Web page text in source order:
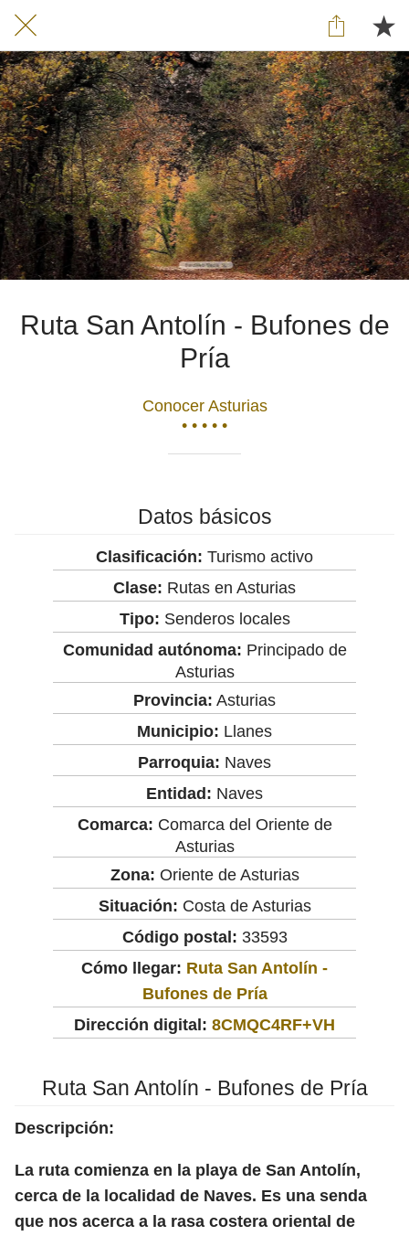
Ruta San Antolín - Bufones de
Pría
Conocer Asturias
• • • • •
Datos básicos
Clasificación: Turismo activo
Clase: Rutas en Asturias
Tipo: Senderos locales
Comunidad autónoma: Principado de
Asturias
Provincia: Asturias
Municipio: Llanes
Parroquia: Naves
Entidad: Naves
Comarca: Comarca del Oriente de
Asturias
Zona: Oriente de Asturias
Situación: Costa de Asturias
Código postal: 33593
Cómo llegar: Ruta San Antolín -
Bufones de Pría
Dirección digital: 8CMQC4RF+VH
Ruta San Antolín - Bufones de Pría
Descripción:
La ruta comienza en la playa de San Antolín,
cerca de la localidad de Naves. Es una senda
que nos acerca a la rasa costera oriental de